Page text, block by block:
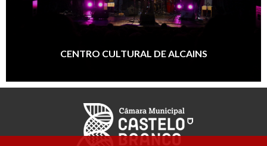
CENTRO CULTURAL DE ALCAINS